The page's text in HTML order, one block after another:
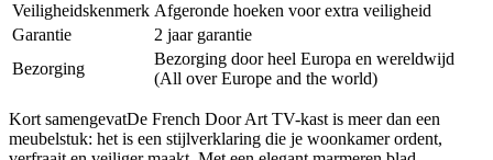
Veiligheidskenmerk Afgeronde hoeken voor extra veiligheid
Garantie
2 jaar garantie
Bezorging
Bezorging door heel Europa en wereldwijd
(All over Europe and the world)
Kort samengevatDe French Door Art TV-kast is meer dan een
meubelstuk: het is een stijlverklaring die je woonkamer ordent,